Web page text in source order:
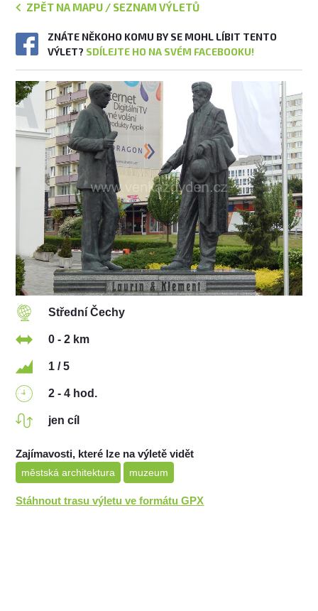
ZPĚT NA MAPU / SEZNAM VÝLETŮ
ZNÁTE NĚKOHO KOMU BY SE MOHL LÍBIT TENTO
VÝLET? SDÍLEJTE HO NA SVÉM FACEBOOKU!
Střední Čechy
0 - 2 km
1 / 5
2 - 4 hod.
jen cíl
Zajímavosti, které lze na výletě vidět
městská architektura muzeum
Stáhnout trasu výletu ve formátu GPX